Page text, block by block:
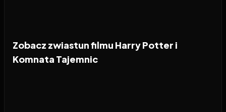
Zobacz zwiastun filmu Harry Potter i
Komnata Tajemnic